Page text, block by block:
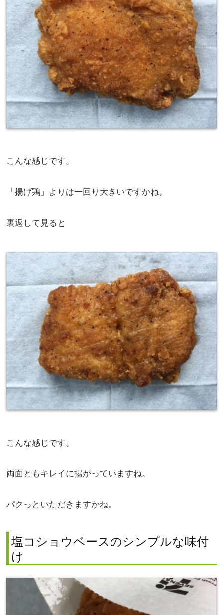
こんな感じです。
「揚げ鶏」よりは一回り大きいですかね。
裏返して見ると
こんな感じです。
両面ともキレイに揚がっていますね。
パクっといただきますかね。
塩コショウベースのシンプルな味付
け